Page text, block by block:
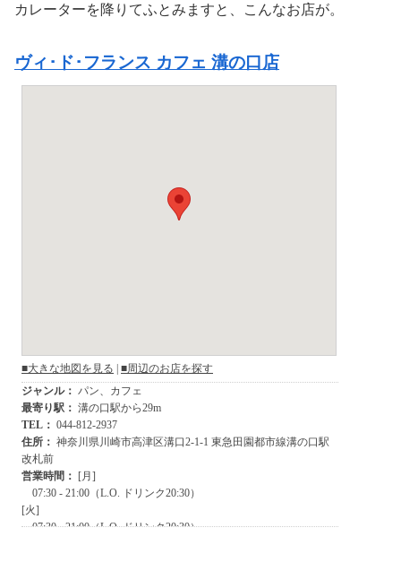
カレーターを降りてふとみますと、こんなお店が。
ヴィ･ド･フランス カフェ 溝の口店